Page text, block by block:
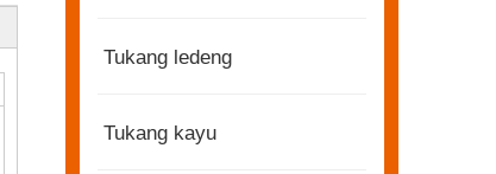
Tukang ledeng
Tukang kayu